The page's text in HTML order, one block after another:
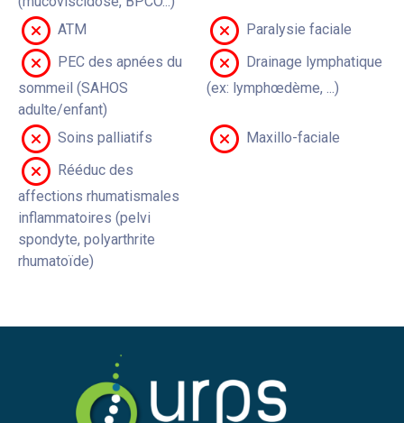
ATM
Paralysie faciale
PEC des apnées du
sommeil (SAHOS
adulte/enfant)
Drainage lymphatique
(ex: lymphœdème, ...)
Soins palliatifs
Maxillo-faciale
Rééduc des
affections rhumatismales
inflammatoires (pelvi
spondyte, polyarthrite
rhumatoïde)